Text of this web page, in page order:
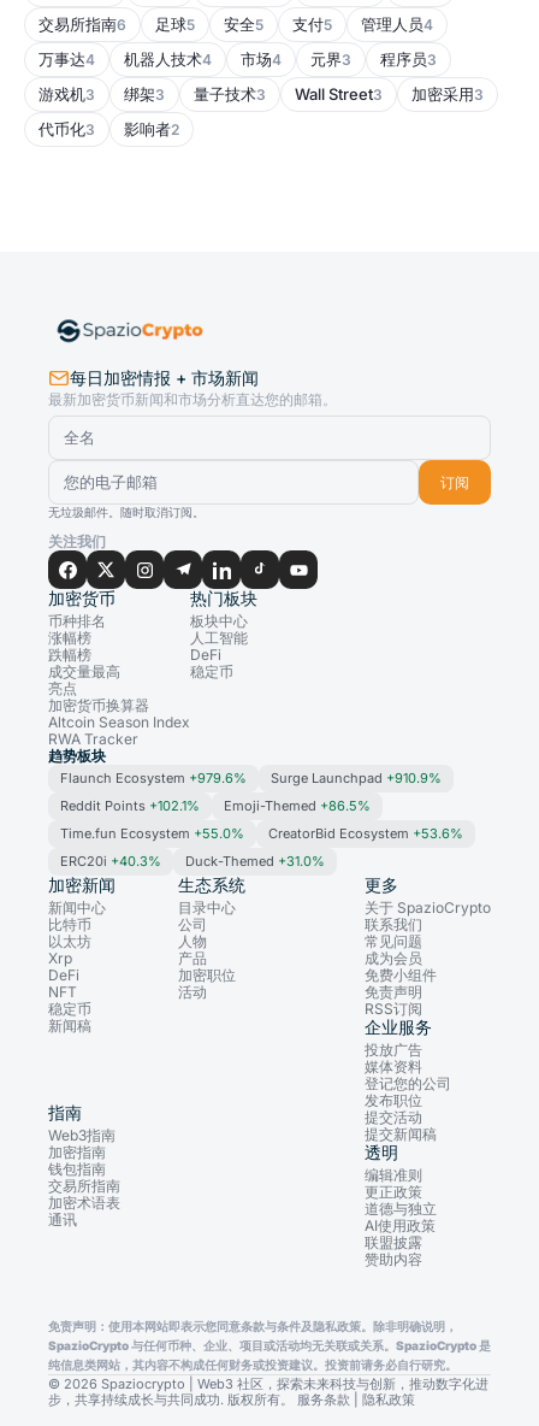
交易所指南6 足球5 安全5 支付5 管理人员4
万事达4 机器人技术4 市场4 元界3 程序员3
游戏机3 绑架3 量子技术3 Wall Street3 加密采用3
代币化3 影响者2
每日加密情报 + 市场新闻
最新加密货币新闻和市场分析直达您的邮箱。
订阅
无垃圾邮件。随时取消订阅。
关注我们
加密货币
币种排名
涨幅榜
跌幅榜
成交量最高
亮点
加密货币换算器
Altcoin Season Index
RWA Tracker
热门板块
板块中心
人工智能
DeFi
稳定币
趋势板块
Flaunch Ecosystem +979.6% Surge Launchpad +910.9%
Reddit Points +102.1% Emoji-Themed +86.5%
Time.fun Ecosystem +55.0% CreatorBid Ecosystem +53.6%
ERC20i +40.3% Duck-Themed +31.0%
加密新闻
新闻中心
比特币
以太坊
Xrp
DeFi
NFT
稳定币
新闻稿
生态系统
目录中心
公司
人物
产品
加密职位
活动
指南
Web3指南
加密指南
钱包指南
交易所指南
加密术语表
通讯
更多
关于 SpazioCrypto
联系我们
常见问题
成为会员
免费小组件
免责声明
RSS订阅
企业服务
投放广告
媒体资料
登记您的公司
发布职位
提交活动
提交新闻稿
透明
编辑准则
更正政策
道德与独立
AI使用政策
联盟披露
赞助内容
免责声明：使用本网站即表示您同意条款与条件及隐私政策。除非明确说明，
SpazioCrypto 与任何币种、企业、项目或活动均无关联或关系。SpazioCrypto 是
纯信息类网站，其内容不构成任何财务或投资建议。投资前请务必自行研究。
© 2026 Spaziocrypto | Web3 社区，探索未来科技与创新，推动数字化进
步，共享持续成长与共同成功. 版权所有。 服务条款 隐私政策